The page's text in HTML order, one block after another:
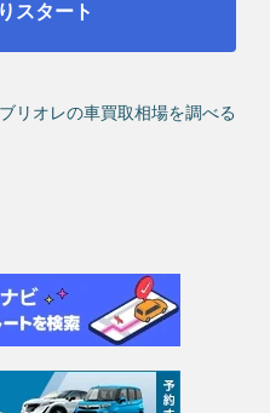
スタート
リオレの車買取相場を調べる